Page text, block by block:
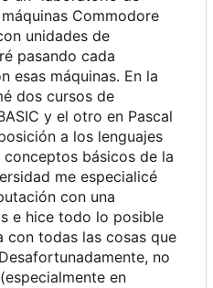
Commodore
unidades de
pasando cada
esas máquinas. En la
dos cursos de
y el otro en Pascal
a los lenguajes
básicos de la
me especialicé
con una
e hice todo lo posible
con todas las cosas que
no
en